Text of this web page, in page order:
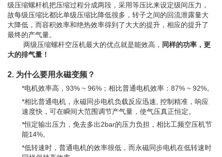
级压缩螺杆机把压缩过程分成两段，采用等压比来设定级间压力，
故每级压缩比都比单级压缩比降低很多，转子之间的回流泄露量大
大降低，而容积效率和绝热效率得到了大大的提升，相应的提升了
最终的产气量。
两级压缩螺杆空压机最大的优点就是能效高， 同样的功率，更
大的排气量！
2. 为什么要用永磁变频？
*电机效率高， 93% ~ 96%； 相比普通电机效率： 87% ~ 92%。
*相比普通电机，永磁同步电机负载反应迅速, 控制精准，响应
速度快，可在瞬间大范围调节产气量，使气压真正恒定。
*恒定输出压力，免去多出2bar的压力负担，相比工频空压机节
能14%。
*低转速时，普通电机的效率很低，而永磁同步电机在低转速时